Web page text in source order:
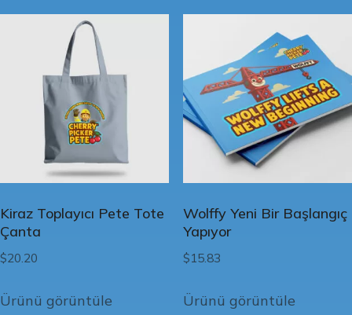
Kiraz Toplayıcı Pete Tote
Çanta
$20.20
Ürünü görüntüle
Wolffy Yeni Bir Başlangıç
Yapıyor
$15.83
Ürünü görüntüle